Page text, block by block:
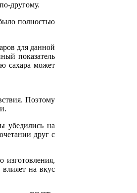
другому.
полностью
для данной
показатель
сахара может
Поэтому
убедились на
друг с
изготовления,
на вкус